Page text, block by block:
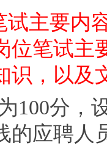
试主要内
位笔试主
识，以及
100分，
的应聘人